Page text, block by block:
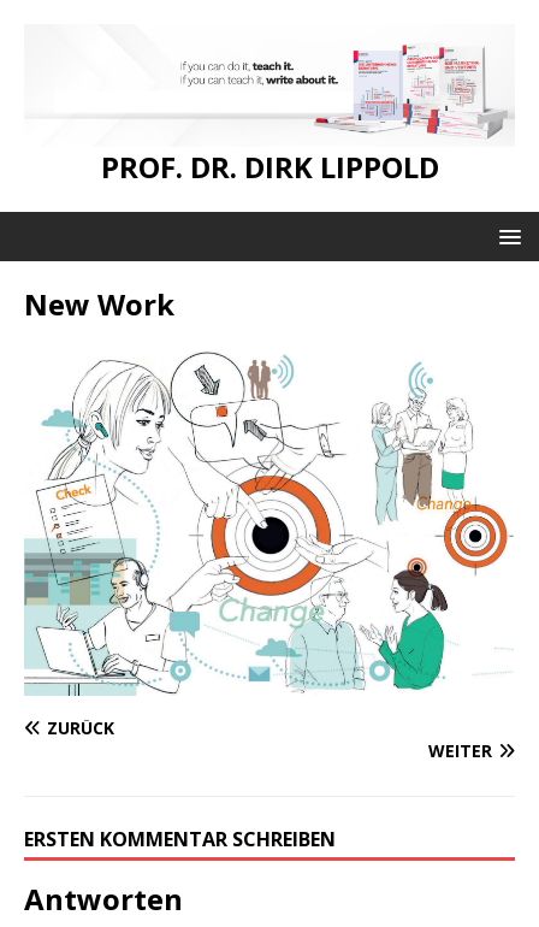
PROF. DR. DIRK LIPPOLD
New Work
ZURÜCK
WEITER
ERSTEN KOMMENTAR SCHREIBEN
Antworten